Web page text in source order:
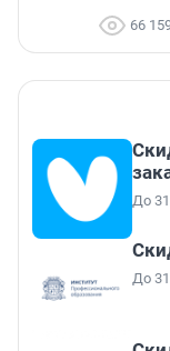
66
До 31
До 31